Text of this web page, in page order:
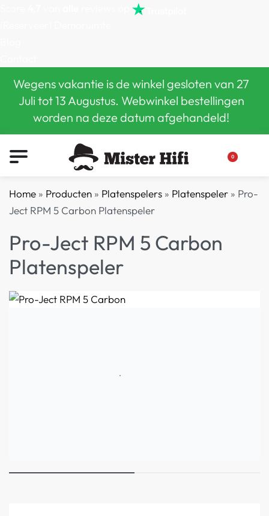
Wegens vakantie is de winkel gesloten van 27
Juli tot 13 Augustus. Webwinkel bestellingen
worden na deze datum afgehandeld!
0
Home » Producten » Platenspelers » Platenspeler » Pro-
Ject RPM 5 Carbon Platenspeler
Pro-Ject RPM 5 Carbon
Platenspeler